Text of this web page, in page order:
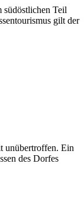
Teil
gilt der
unübertroffen. Ein
des Dorfes